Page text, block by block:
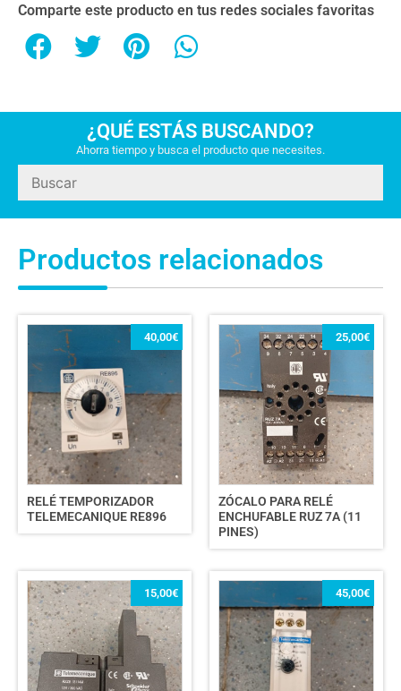
Comparte este producto en tus redes sociales favoritas
¿QUÉ ESTÁS BUSCANDO?
Ahorra tiempo y busca el producto que necesites.
Productos relacionados
RELÉ TEMPORIZADOR
TELEMECANIQUE RE896
40,00€
ZÓCALO PARA RELÉ
ENCHUFABLE RUZ 7A (11
PINES)
25,00€
15,00€ 45,00€